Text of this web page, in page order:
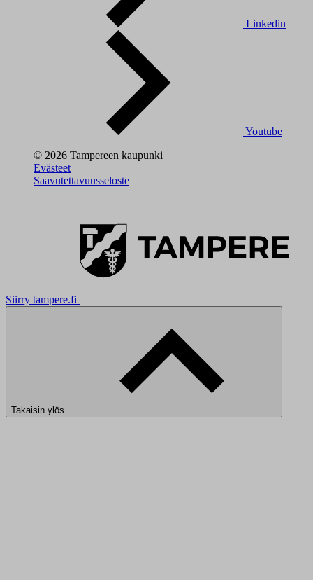
Linkedin
Youtube
© 2026 Tampereen kaupunki
Evästeet
Saavutettavuusseloste
Siirry tampere.fi
Takaisin ylös